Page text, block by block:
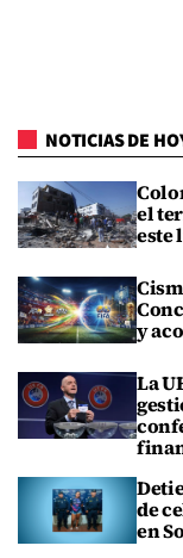
NOTICIAS DE
el
este
y
La
de
en